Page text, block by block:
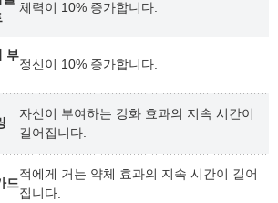
체력이 10% 증가합니다.
부
정신이 10% 증가합니다.
자신이 부여하는 강화 효과의 지속 시간이
길어집니다.
드
적에게 거는 약체 효과의 지속 시간이 길어
집니다.